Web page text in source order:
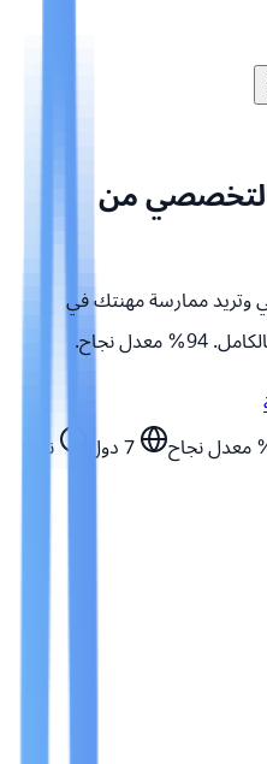
من
ممارسة مهنتك في
نجاح.
معدل نجاح دول
نبدأ